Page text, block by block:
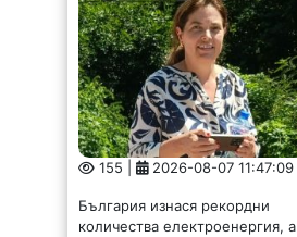
155 | 2026-08-07 11:47:09
България изнася рекордни
количества електроенергия, а